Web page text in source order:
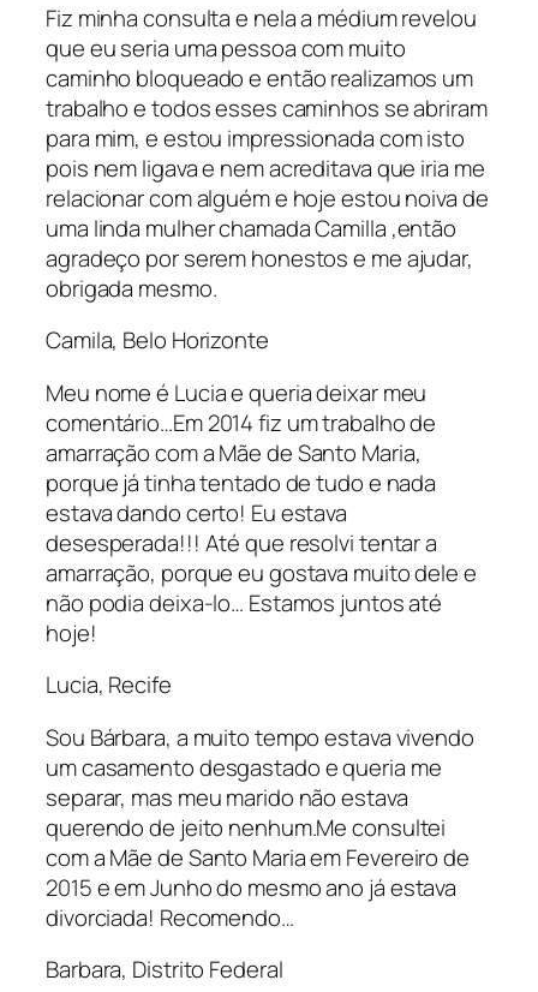
Fiz minha consulta e nela a médium revelou
que eu seria uma pessoa com muito
caminho bloqueado e então realizamos um
trabalho e todos esses caminhos se abriram
para mim, e estou impressionada com isto
pois nem ligava e nem acreditava que iria me
relacionar com alguém e hoje estou noiva de
uma linda mulher chamada Camilla ,então
agradeço por serem honestos e me ajudar,
obrigada mesmo.
Camila, Belo Horizonte
Meu nome é Lucia e queria deixar meu
comentário…Em 2014 fiz um trabalho de
amarração com a Mãe de Santo Maria,
porque já tinha tentado de tudo e nada
estava dando certo! Eu estava
desesperada!!! Até que resolvi tentar a
amarração, porque eu gostava muito dele e
não podia deixa-lo… Estamos juntos até
hoje!
Lucia, Recife
Sou Bárbara, a muito tempo estava vivendo
um casamento desgastado e queria me
separar, mas meu marido não estava
querendo de jeito nenhum.Me consultei
com a Mãe de Santo Maria em Fevereiro de
2015 e em Junho do mesmo ano já estava
divorciada! Recomendo…
Barbara, Distrito Federal